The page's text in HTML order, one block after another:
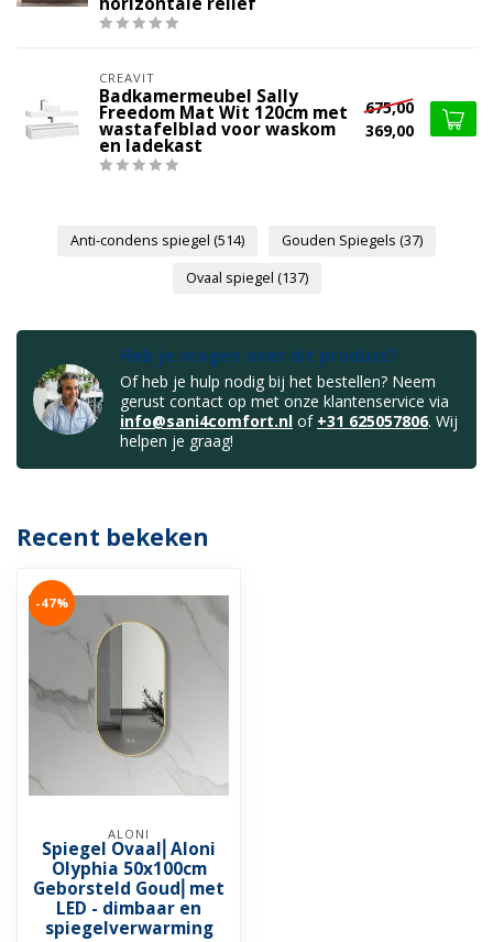
CREAVIT
Badkamermeubel Sally
Freedom Mat Wit 120cm met
wastafelblad voor waskom
en ladekast
675,00
369,00
Anti-condens spiegel (514) Gouden Spiegels (37)
Ovaal spiegel (137)
Heb je vragen over dit product?
Of heb je hulp nodig bij het bestellen? Neem
gerust contact op met onze klantenservice via
info@sani4comfort.nl of +31 625057806. Wij
helpen je graag!
Recent bekeken
-47%
ALONI
Spiegel Ovaal⎢Aloni
Olyphia 50x100cm
Geborsteld Goud⎢met
LED - dimbaar en
spiegelverwarming